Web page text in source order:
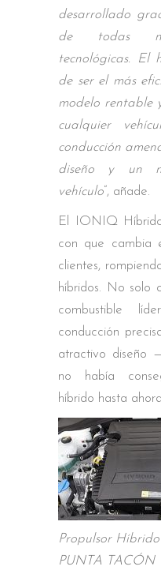
desarrollado
de todas
tecnológicas. El
de ser el más
modelo rentable
cualquier
conducción
diseño y un
vehículo”, añade.
El IONIQ
con que cambia
clientes,
híbridos. No solo
combustible
conducción
atractivo diseño
no había
híbrido hasta
Propulsor
PUNTA TACÓN